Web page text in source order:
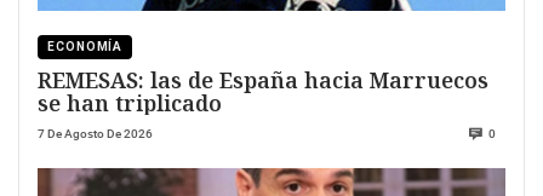
ECONOMÍA
REMESAS: las de España hacia Marruecos
se han triplicado
7 De Agosto De 2026 0